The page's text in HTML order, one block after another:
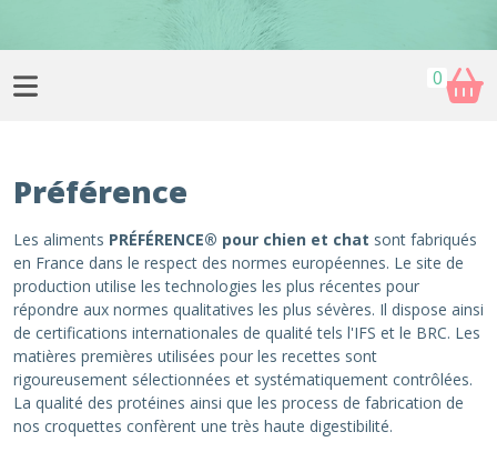
0
Préférence
Les aliments PRÉFÉRENCE® pour chien et chat sont fabriqués
en France dans le respect des normes européennes. Le site de
production utilise les technologies les plus récentes pour
répondre aux normes qualitatives les plus sévères. Il dispose ainsi
de certifications internationales de qualité tels l'IFS et le BRC. Les
matières premières utilisées pour les recettes sont
rigoureusement sélectionnées et systématiquement contrôlées.
La qualité des protéines ainsi que les process de fabrication de
nos croquettes confèrent une très haute digestibilité.